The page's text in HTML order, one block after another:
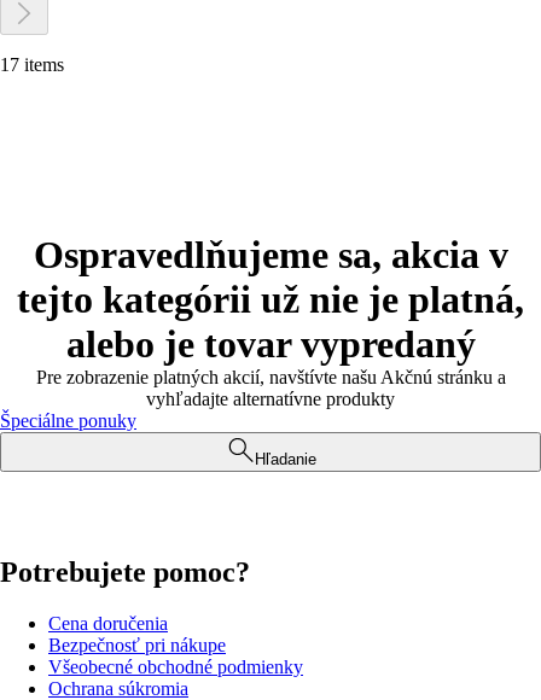
17 items
Ospravedlňujeme sa, akcia v
tejto kategórii už nie je platná,
alebo je tovar vypredaný
Pre zobrazenie platných akcií, navštívte našu Akčnú stránku a
vyhľadajte alternatívne produkty
Špeciálne ponuky
Hľadanie
Potrebujete pomoc?
Cena doručenia
Bezpečnosť pri nákupe
Všeobecné obchodné podmienky
Ochrana súkromia